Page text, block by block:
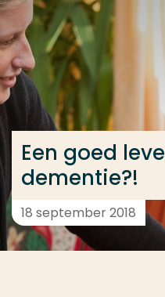
Ga direct naar de content
... > Een goed leven
Een goed
dementie?!
18 september 2018
Veel gezocht
Opleiding
Contact